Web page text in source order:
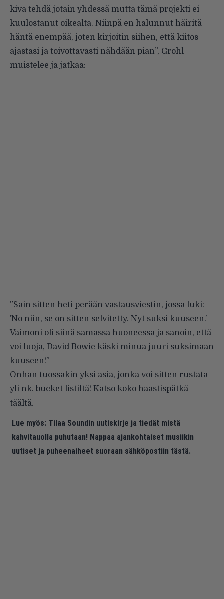
kiva tehdä jotain yhdessä mutta tämä projekti ei
kuulostanut oikealta. Niinpä en halunnut häiritä
häntä enempää, joten kirjoitin siihen, että kiitos
ajastasi ja toivottavasti nähdään pian”, Grohl
muistelee ja jatkaa:
”Sain sitten heti perään vastausviestin, jossa luki:
’No niin, se on sitten selvitetty. Nyt suksi kuuseen.’
Vaimoni oli siinä samassa huoneessa ja sanoin, että
voi luoja, David Bowie käski minua juuri suksimaan
kuuseen!”
Onhan tuossakin yksi asia, jonka voi sitten rustata
yli nk. bucket listiltä! Katso koko haastispätkä
täältä.
Lue myös: Tilaa Soundin uutiskirje ja tiedät mistä
kahvitauolla puhutaan! Nappaa ajankohtaiset musiikin
uutiset ja puheenaiheet suoraan sähköpostiin tästä.